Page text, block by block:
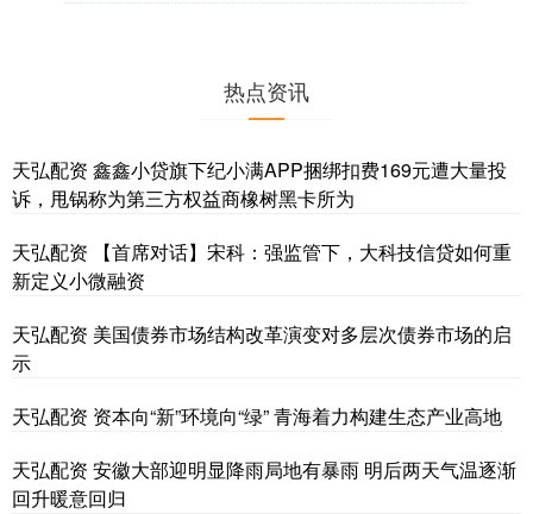
热点资讯
天弘配资 鑫鑫小贷旗下纪小满APP捆绑扣费169元遭大量投
诉，甩锅称为第三方权益商橡树黑卡所为
天弘配资 【首席对话】宋科：强监管下，大科技信贷如何重
新定义小微融资
天弘配资 美国债券市场结构改革演变对多层次债券市场的启
示
天弘配资 资本向“新”环境向“绿” 青海着力构建生态产业高地
天弘配资 安徽大部迎明显降雨局地有暴雨 明后两天气温逐渐
回升暖意回归